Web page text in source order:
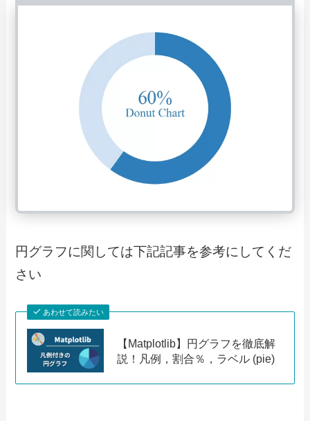
円グラフに関しては下記記事を参考にしてくだ
さい
あわせて読みたい
【Matplotlib】円グラフを徹底解
説！凡例，割合％，ラベル (pie)